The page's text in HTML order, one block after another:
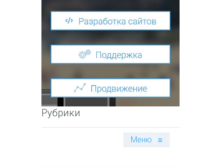
Рубрики
Меню ≡